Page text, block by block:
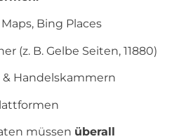
Bing Places
(z. B. Gelbe Seiten, 11880)
& Handelskammern
müssen überall